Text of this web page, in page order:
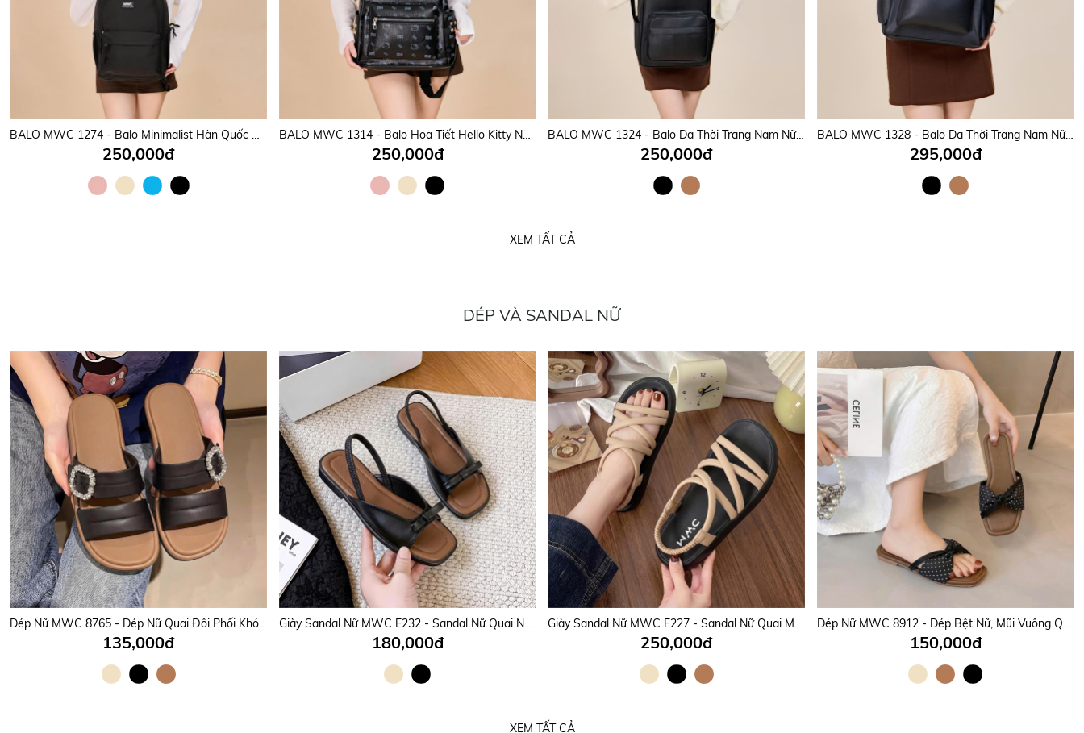
BALO MWC 1274 - Balo Minimalist Hàn Quốc Cực Xinh, Gọn Gàng, Thời Trang, Đeo Vào Là Mê.
250,000đ
BALO MWC 1314 - Balo Họa Tiết Hello Kitty Nữ Tính, Phong Cách Hàn, Nhật Cho Học sinh, Sinh Viên Dễ Thương, Năng Động.
250,000đ
BALO MWC 1324 - Balo Da Thời Trang Nam Nữ Mang Thương Hiệu Việt Của Nhà MWC Bền Đẹp, Tiện Dụng.
250,000đ
BALO MWC 1328 - Balo Da Thời Trang Nam Nữ Mang Thương Hiệu Việt Của Nhà MWC Bền Đẹp, Tiện Dụng.
295,000đ
XEM TẤT CẢ
DÉP VÀ SANDAL NỮ
Dép Nữ MWC 8765 - Dép Nữ Quai Đôi Phối Khóa Đá Ánh Bạc Lấp Lánh Sang Trọng, Thời Trang, Êm Nhẹ, Bền Đẹp.
135,000đ
Giày Sandal Nữ MWC E232 - Sandal Nữ Quai Ngang Phối Nơ Siêu Xinh, Đi Học, Đi Chơi Êm Nhẹ, Bền Đẹp.
180,000đ
Giày Sandal Nữ MWC E227 - Sandal Nữ Quai Mảnh Chéo Thanh Lịch, Đi Học, Đi Chơi, Bền Đẹp, Thời Trang.
250,000đ
Dép Nữ MWC 8912 - Dép Bệt Nữ, Mũi Vuông Quai Nơ Bản Chấm Bi Mềm Mại, Êm Ái, Nữ Tính, Thời Trang.
150,000đ
XEM TẤT CẢ